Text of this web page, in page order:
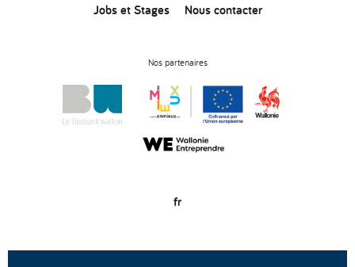
Jobs et Stages
Nous contacter
Nos partenaires
fr
© Copyright 2020